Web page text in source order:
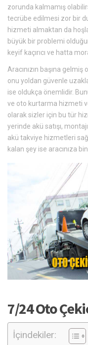
zorunda kalmamış
tecrübe edilmesi zor bir
hizmeti almaktan da
büyük bir problemi
keyif kaçırıcı ve hatta
Aracınızın başına
onu yoldan güvenle
ise oldukça önemlidir.
ve oto kurtarma hizmeti
olarak sizler için bu tür
yerinde akü satışı,
akü takviye hizmetleri
kalan şey ise aracınıza
7/24 Oto
İçindekiler: